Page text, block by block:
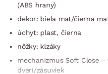
(ABS hrany)
dekor: biela mat/čierna
úchyt: plast, čierna
nôžky: klzáky
mechanizmus Soft Close
dverí/zásuviek